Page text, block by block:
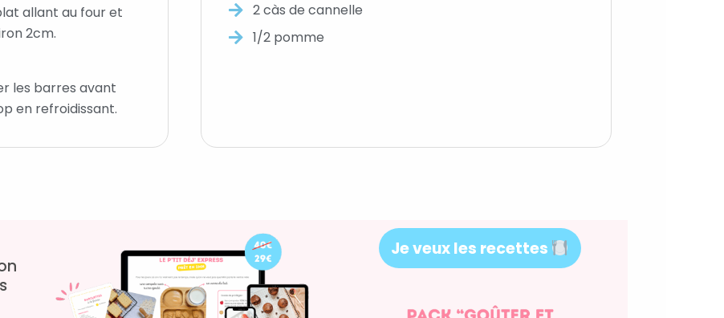
allant au four et
2cm.
les barres avant
en refroidissant.
2 càs de cannelle
1/2 pomme
Je veux les recettes